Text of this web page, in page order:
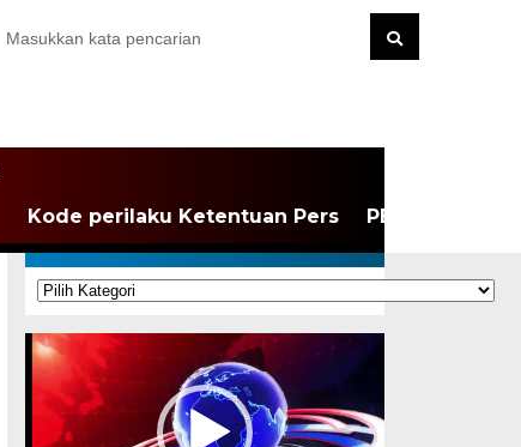
Kode perilaku Ketentuan Pers PEDOMAN
KATEGORI
Kategori
Pemutar
Video